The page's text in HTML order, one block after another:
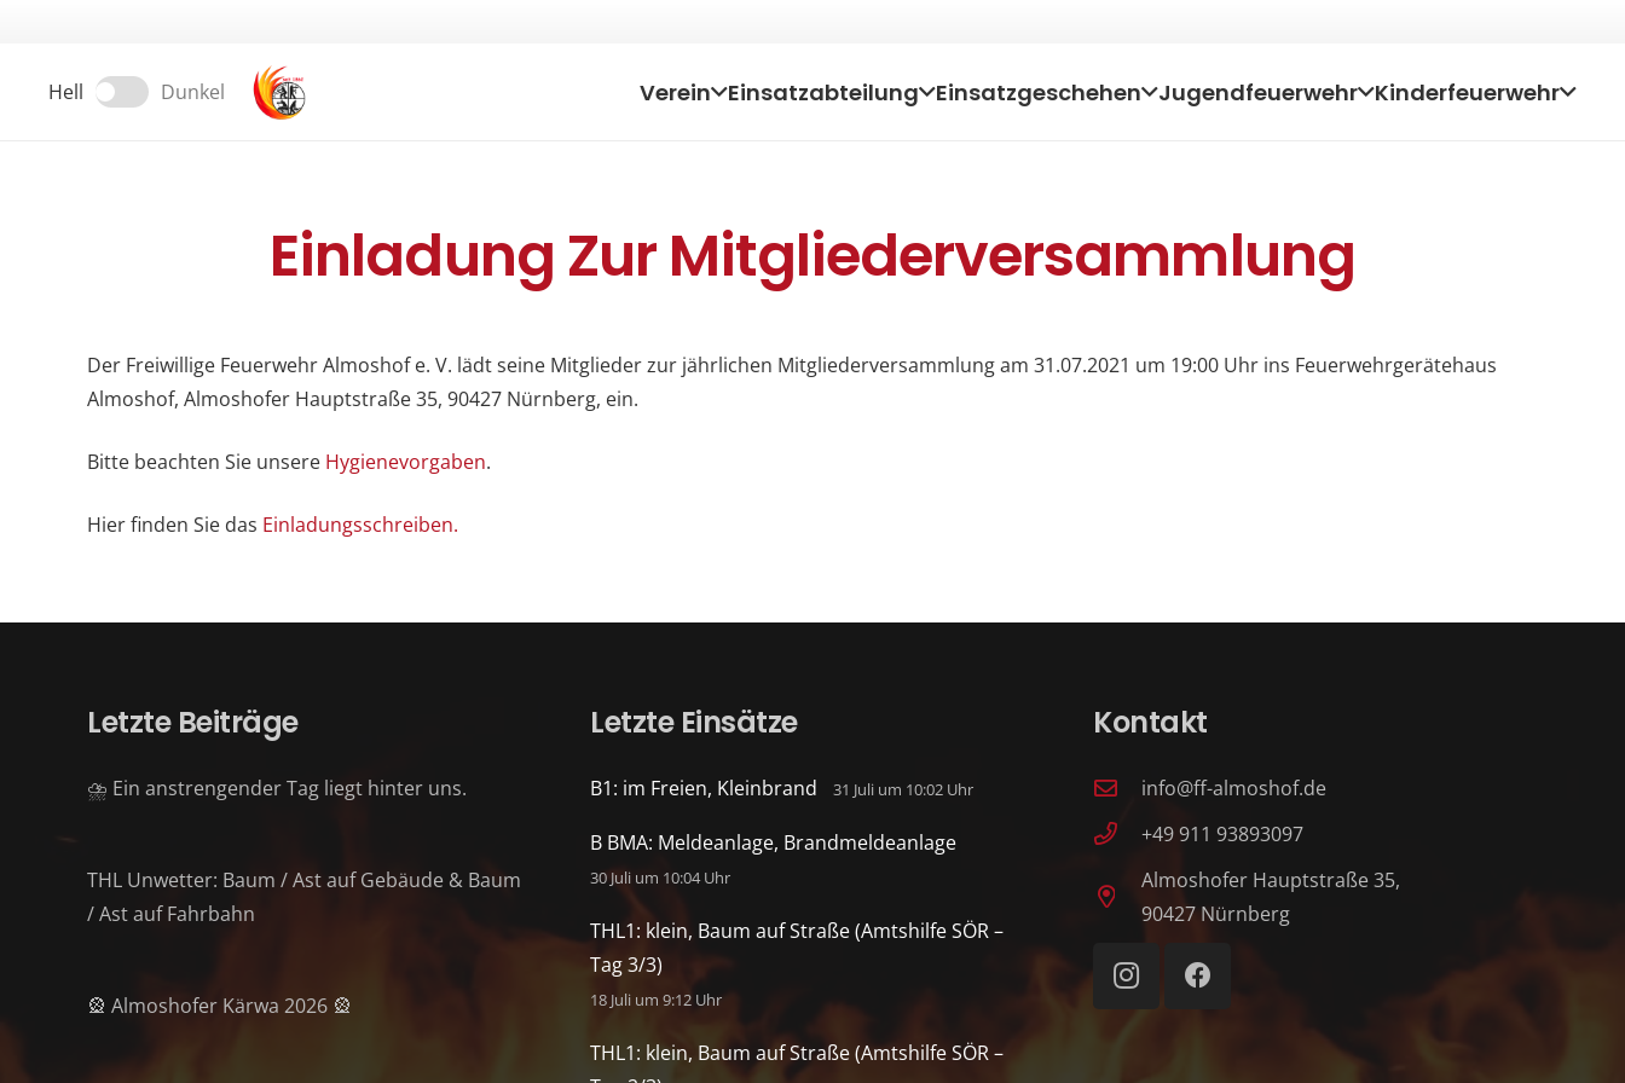
Hell Dunkel Verein Einsatzabteilung Einsatzgeschehen Jugendfeuerwehr Kinderfeuerwehr
Einladung Zur Mitgliederversammlung
Der Freiwillige Feuerwehr Almoshof e. V. lädt seine Mitglieder zur jährlichen Mitgliederversammlung am 31.07.2021 um 19:00 Uhr ins Feuerwehrgerätehaus
Almoshof, Almoshofer Hauptstraße 35, 90427 Nürnberg, ein.
Bitte beachten Sie unsere Hygienevorgaben.
Hier finden Sie das Einladungsschreiben.
Letzte Beiträge
⛈️ Ein anstrengender Tag liegt hinter uns.
THL Unwetter: Baum / Ast auf Gebäude & Baum
/ Ast auf Fahrbahn
🎡 Almoshofer Kärwa 2026 🎡
Letzte Einsätze
B1: im Freien, Kleinbrand 31 Juli um 10:02 Uhr
B BMA: Meldeanlage, Brandmeldeanlage
30 Juli um 10:04 Uhr
THL1: klein, Baum auf Straße (Amtshilfe SÖR –
Tag 3/3)
18 Juli um 9:12 Uhr
THL1: klein, Baum auf Straße (Amtshilfe SÖR –
Kontakt
info@ff-almoshof.de
+49 911 93893097
Almoshofer Hauptstraße 35,
90427 Nürnberg